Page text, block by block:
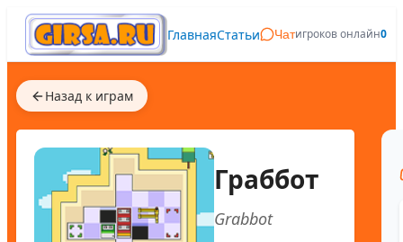
ГлавнаяСтатьи Чатигроков онлайн0
Назад к играм
Граббот
Grabbot